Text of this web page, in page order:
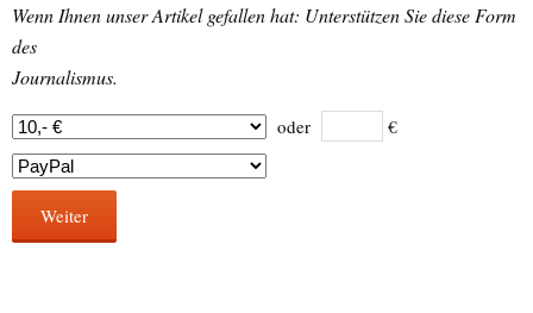
Wenn Ihnen unser Artikel gefallen hat: Unterstützen Sie diese Form
des
Journalismus.
oder €
Weiter